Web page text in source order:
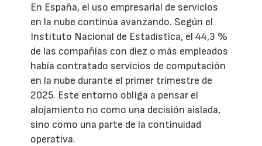
En España, el uso empresarial de servicios
en la nube continúa avanzando. Según el
Instituto Nacional de Estadística, el 44,3 %
de las compañías con diez o más empleados
había contratado servicios de computación
en la nube durante el primer trimestre de
2025. Este entorno obliga a pensar el
alojamiento no como una decisión aislada,
sino como una parte de la continuidad
operativa.